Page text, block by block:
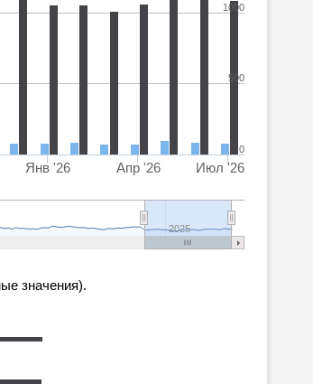
Янв '26 Апр '26 Июл '26
2025
0
500
1000
значения).